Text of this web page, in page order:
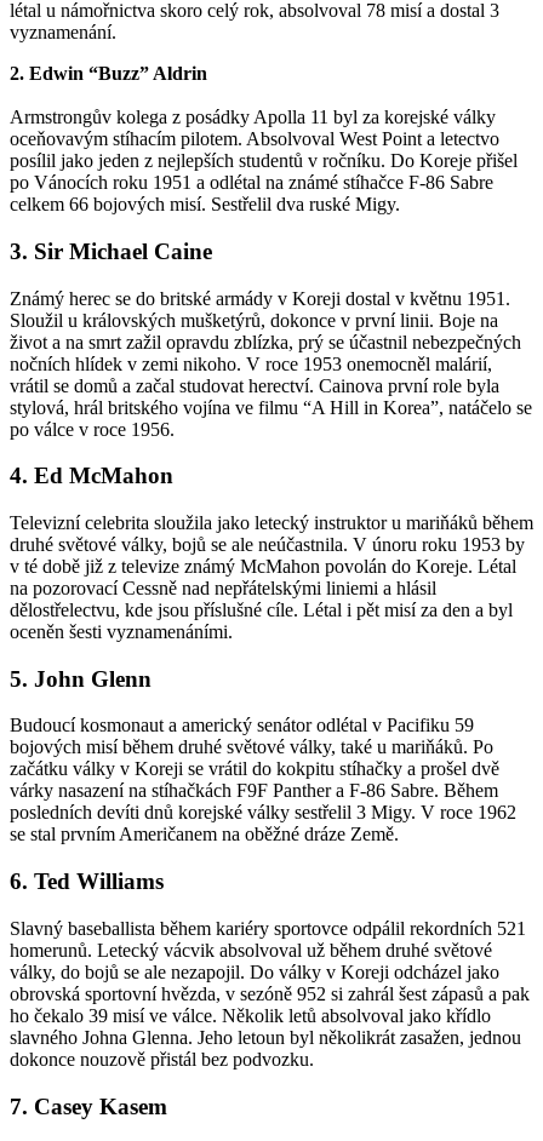
létal u námořnictva skoro celý rok, absolvoval 78 misí a dostal 3
vyznamenání.
2. Edwin “Buzz” Aldrin
Armstrongův kolega z posádky Apolla 11 byl za korejské války
oceňovavým stíhacím pilotem. Absolvoval West Point a letectvo
posílil jako jeden z nejlepších studentů v ročníku. Do Koreje přišel
po Vánocích roku 1951 a odlétal na známé stíhačce F-86 Sabre
celkem 66 bojových misí. Sestřelil dva ruské Migy.
3. Sir Michael Caine
Známý herec se do britské armády v Koreji dostal v květnu 1951.
Sloužil u královských mušketýrů, dokonce v první linii. Boje na
život a na smrt zažil opravdu zblízka, prý se účastnil nebezpečných
nočních hlídek v zemi nikoho. V roce 1953 onemocněl malárií,
vrátil se domů a začal studovat herectví. Cainova první role byla
stylová, hrál britského vojína ve filmu “A Hill in Korea”, natáčelo se
po válce v roce 1956.
4. Ed McMahon
Televizní celebrita sloužila jako letecký instruktor u mariňáků během
druhé světové války, bojů se ale neúčastnila. V únoru roku 1953 by
v té době již z televize známý McMahon povolán do Koreje. Létal
na pozorovací Cessně nad nepřátelskými liniemi a hlásil
dělostřelectvu, kde jsou příslušné cíle. Létal i pět misí za den a byl
oceněn šesti vyznamenáními.
5. John Glenn
Budoucí kosmonaut a americký senátor odlétal v Pacifiku 59
bojových misí během druhé světové války, také u mariňáků. Po
začátku války v Koreji se vrátil do kokpitu stíhačky a prošel dvě
várky nasazení na stíhačkách F9F Panther a F-86 Sabre. Během
posledních devíti dnů korejské války sestřelil 3 Migy. V roce 1962
se stal prvním Američanem na oběžné dráze Země.
6. Ted Williams
Slavný baseballista během kariéry sportovce odpálil rekordních 521
homerunů. Letecký vácvik absolvoval už během druhé světové
války, do bojů se ale nezapojil. Do války v Koreji odcházel jako
obrovská sportovní hvězda, v sezóně 952 si zahrál šest zápasů a pak
ho čekalo 39 misí ve válce. Několik letů absolvoval jako křídlo
slavného Johna Glenna. Jeho letoun byl několikrát zasažen, jednou
dokonce nouzově přistál bez podvozku.
7. Casey Kasem